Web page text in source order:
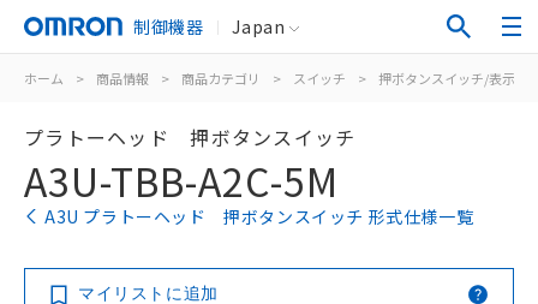
制御機器 Japan
ホーム > 商品情報 > 商品カテゴリ > スイッチ > 押ボタンスイッチ/表示灯
プラトーヘッド 押ボタンスイッチ
A3U-TBB-A2C-5M
A3U プラトーヘッド 押ボタンスイッチ 形式仕様一覧
マイリストに追加